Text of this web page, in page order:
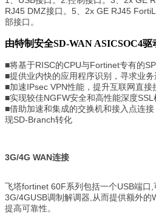
RJ45 DMZ接口。5、2x GE RJ45
部接口。
由特制安全SD-WAN ASICSOC4驱
■将基于RISC的CPU与Fortinet专有的
■提供业内快的应用程序识别，寻求业务
■加速IPsec VPN性能，提升互联网直接
■实现较佳NGFW安全和高性能深度SSL
■借助加速和集成的交换机和接入点连
现SD-Branch转化
3G/4G WAN连接
飞塔fortinet 60F系列包括一个USB端口
3G/4GUSB调制解调器,从而提供额外的
提高可靠性。